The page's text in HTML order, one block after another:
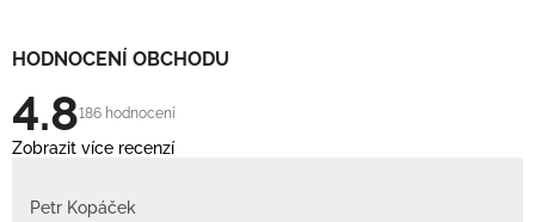
HODNOCENÍ OBCHODU
4.8186 hodnocení
Zobrazit více recenzí
Petr Kopáček